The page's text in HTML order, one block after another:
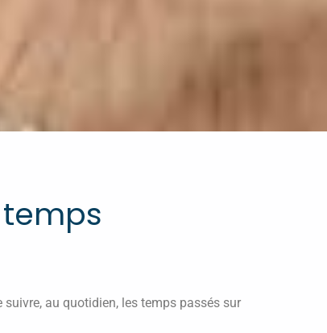
suivre, au quotidien, les temps passés sur